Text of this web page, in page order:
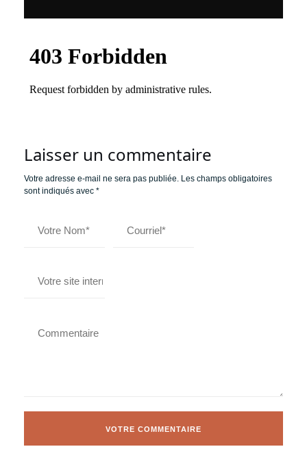
Laisser un commentaire
Votre adresse e-mail ne sera pas publiée. Les champs obligatoires
sont indiqués avec *